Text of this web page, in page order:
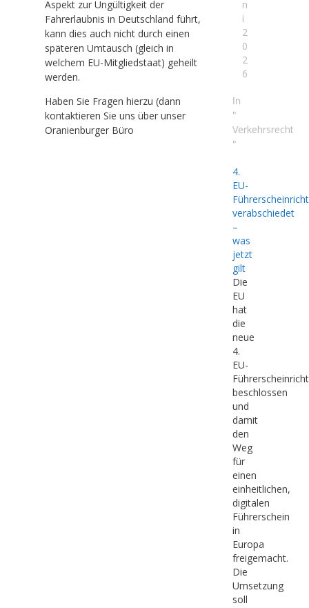
Aspekt zur Ungültigkeit der
Fahrerlaubnis in Deutschland führt,
kann dies auch nicht durch einen
späteren Umtausch (gleich in
welchem EU-Mitgliedstaat) geheilt
werden.
Haben Sie Fragen hierzu (dann
kontaktieren Sie uns über unser
Oranienburger Büro
n
i
2
0
2
6
In
"
Verkehrsrecht
"
4.
EU-
verabschiedet
–
was
jetzt
gilt
Die
EU
hat
die
neue
4.
EU-
beschlossen
und
damit
den
Weg
für
einen
einheitlichen,
digitalen
Führerschein
in
Europa
freigemacht.
Die
Umsetzung
soll